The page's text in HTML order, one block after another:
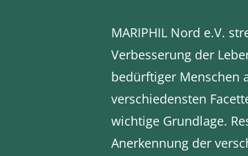
MARIPHIL Nord e.V.
Verbesserung der
bedürftiger Menschen
verschiedensten
wichtige Grundlage.
Anerkennung der